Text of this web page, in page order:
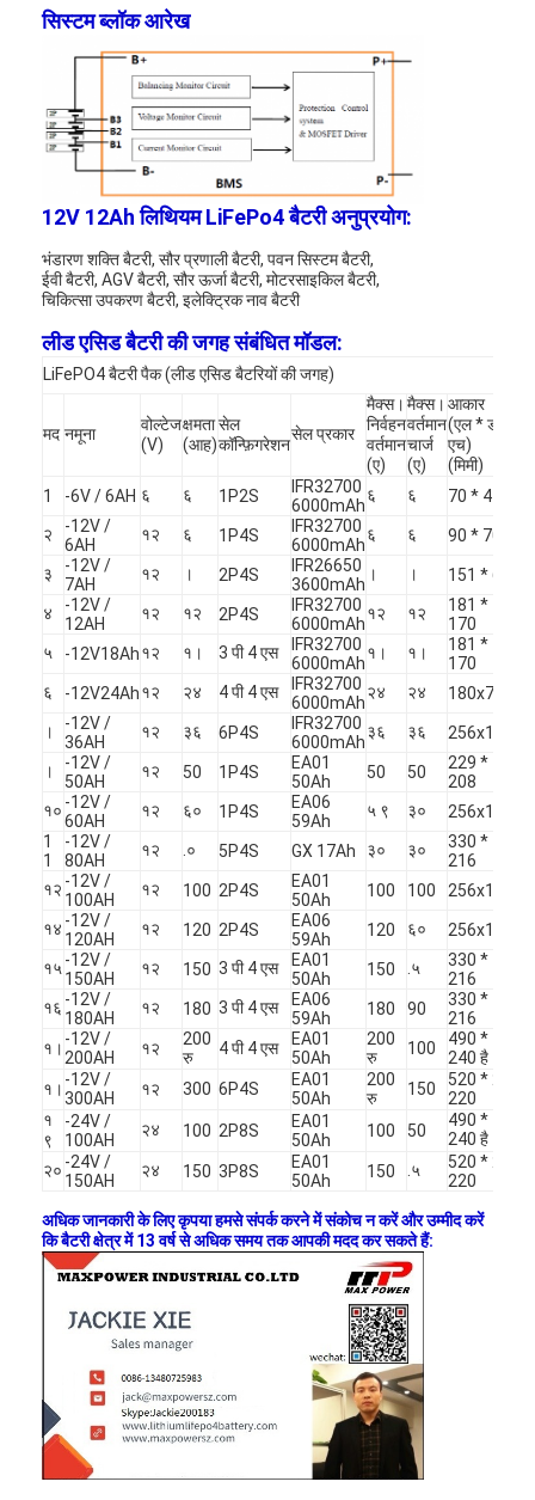
हमारे बारे में
कारखाना भ्रमण
गुणवत्ता नियंत्रण
संपर्क करें
समाचार
अब बात करो
लिथियम LiFePO4 बैटरी
लिथियम आयन रिचार्जेबल बैटरी
लिथियम पॉलिमर बैटरी
ऊर्जा भंडारण बैटरी
एच बैटरी
एनआईसीडी रिचार्जेबल बैटरी
एलसीडी बैटरी चार्जर
निम बैटरी पैक
लिथियम आयन बैटरी पैक
रिचार्जेबल फ्लैशलाइट बैटरी
आपातकालीन प्रकाश बैटरी
सिस्टम ब्लॉक आरेख
12V 12Ah लिथियम LiFePo4 बैटरी अनुप्रयोग:
भंडारण शक्ति बैटरी, सौर प्रणाली बैटरी, पवन सिस्टम बैटरी,
ईवी बैटरी, AGV बैटरी, सौर ऊर्जा बैटरी, मोटरसाइकिल बैटरी,
चिकित्सा उपकरण बैटरी, इलेक्ट्रिक नाव बैटरी
लीड एसिड बैटरी की जगह संबंधित मॉडल:
LiFePO4 बैटरी पैक (लीड एसिड बैटरियों की जगह)
मद नमूना
वोल्टेज
(V)
क्षमता
(आह)
सेल
कॉन्फ़िगरेशन
सेल प्रकार
मैक्स।
निर्वहन
वर्तमान
(ए)
मैक्स।
वर्तमान
चार्ज
(ए)
आकार
(एल * डब्ल्यू *
एच)
(मिमी)
1
-6V / 6AH ६ ६ 1P2S
IFR32700
6000mAh
६ ६
70 * 47 *
२
-12V /
6AH
१२ ६ 1P4S
IFR32700
6000mAh
६ ६
90 * 70 *
३
-12V /
7AH
१२ । 2P4S
IFR26650
3600mAh
। ।
151 * 65 *
४
-12V /
12AH
१२ १२ 2P4S
IFR32700
6000mAh
१२ १२
181 * 77 *
170
५
-12V18Ah१२ १। 3 पी 4 एस
IFR32700
6000mAh
१। १।
181 * 77 *
170
६
-12V24Ah१२ २४ 4 पी 4 एस
IFR32700
6000mAh
२४ २४
।
-12V /
36AH
१२ ३६ 6P4S
IFR32700
6000mAh
३६ ३६
।
-12V /
50AH
१२ 50 1P4S
EA01
50Ah
50 50
229 * 138 *
208
१० -12V /
60AH
१२ ६० 1P4S
EA06
59Ah
५ ९ ३०
1
1
-12V /
80AH
१२ .० 5P4S GX 17Ah ३० ३०
330 * 173 *
216
१२ -12V /
100AH
१२ 100 2P4S
EA01
50Ah
100 100
१४ -12V /
120AH
१२ 120 2P4S
EA06
59Ah
120 ६०
१५ -12V /
150AH
१२ 150 3 पी 4 एस
EA01
50Ah
150 .५
330 * 173 *
216
१६ -12V /
180AH
१२ 180 3 पी 4 एस
EA06
59Ah
180 90
330 * 173 *
216
१। -12V /
200AH
१२
200
रु
4 पी 4 एस
EA01
50Ah
200
रु
100
490 * 171 *
240 है
१। -12V /
300AH
१२ 300 6P4S
EA01
50Ah
200
रु
150
520 * 267 *
220
१
९
-24V /
100AH
२४ 100 2P8S
EA01
50Ah
100 50
490 * 171 *
240 है
२० -24V /
150AH
२४ 150 3P8S
EA01
50Ah
150 .५
520 * 267 *
220
अधिक जानकारी के लिए कृपया हमसे संपर्क करने में संकोच न करें और उम्मीद करें
कि बैटरी क्षेत्र में 13 वर्ष से अधिक समय तक आपकी मदद कर सकते हैं: